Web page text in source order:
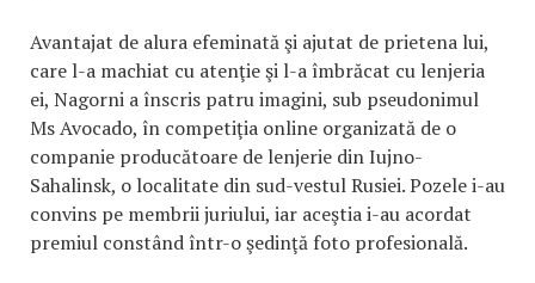
Avantajat de alura efeminată şi ajutat de prietena lui,
care l-a machiat cu atenţie şi l-a îmbrăcat cu lenjeria
ei, Nagorni a înscris patru imagini, sub pseudonimul
Ms Avocado, în competiţia online organizată de o
companie producătoare de lenjerie din Iujno-
Sahalinsk, o localitate din sud-vestul Rusiei. Pozele i-au
convins pe membrii juriului, iar aceştia i-au acordat
premiul constând într-o şedinţă foto profesională.